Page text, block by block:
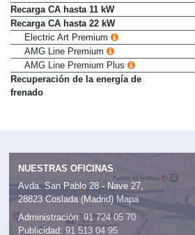
Mercedes-Benz
Recarga CA hasta 11 kW
Recarga CA hasta 22 kW
Electric Art Premium
AMG Line Premium
AMG Line Premium Plus
Recuperación de la energía de
NUESTRAS OFICINAS
Avda. San Pablo 28 - Nave 27,
28823 Coslada (Madrid)
Mapa
Administración:91 724 05 70